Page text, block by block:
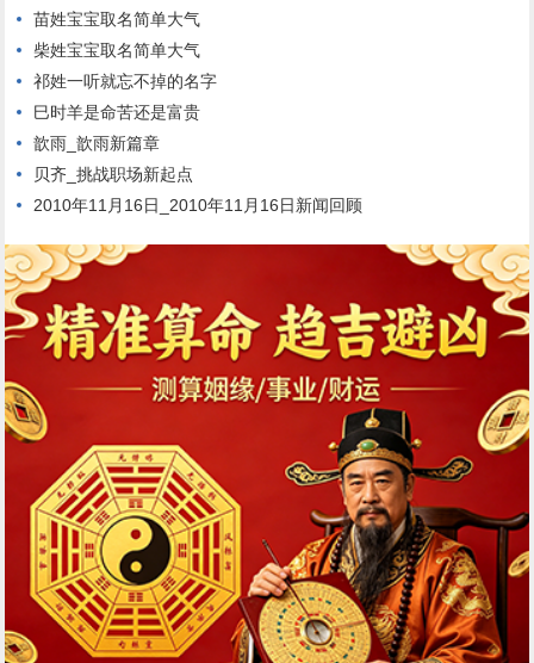
苗姓宝宝取名简单大气
柴姓宝宝取名简单大气
祁姓一听就忘不掉的名字
巳时羊是命苦还是富贵
歆雨_歆雨新篇章
贝齐_挑战职场新起点
2010年11月16日_2010年11月16日新闻回顾